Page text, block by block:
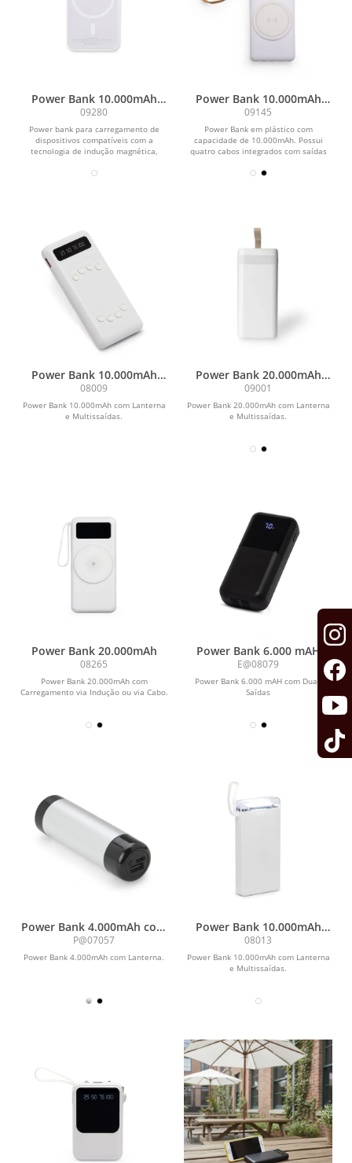
Power Bank 10.000mAh
com Carregamento via
Indução
09280
Power bank para carregamento de
dispositivos compatíveis com a
tecnologia de indução magnética,
Power Bank 10.000mAh
com Carregamento via
Indução ou via Cabo
09145
Power Bank em plástico com
capacidade de 10.000mAh. Possui
quatro cabos integrados com saídas
Power Bank 10.000mAh
com Lanterna e
Multissaídas
08009
Power Bank 10.000mAh com Lanterna
e Multissaídas.
Power Bank 20.000mAh
com Lanterna e
Multissaídas
09001
Power Bank 20.000mAh com Lanterna
e Multissaídas.
Power Bank 20.000mAh
08265
Power Bank 20.000mAh com
Carregamento via Indução ou via Cabo.
Power Bank 6.000 mAH
com Duas Saídas
E@08079
Power Bank 6.000 mAH com Duas
Saídas
Power Bank 4.000mAh com
Lanterna
P@07057
Power Bank 4.000mAh com Lanterna.
Power Bank 10.000mAh
com Lanterna e
Multissaídas
08013
Power Bank 10.000mAh com Lanterna
e Multissaídas.